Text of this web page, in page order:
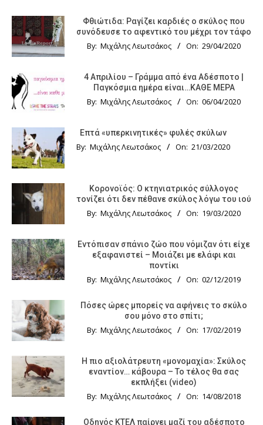
Φθιώτιδα: Ραγίζει καρδιές ο σκύλος που
συνόδευσε το αφεντικό του μέχρι τον τάφο
By: Μιχάλης Λεωτσάκος On: 29/04/2020
4 Απριλίου – Γράμμα από ένα Αδέσποτο |
Παγκόσμια ημέρα είναι…ΚΑΘΕ ΜΕΡΑ
By: Μιχάλης Λεωτσάκος On: 06/04/2020
Επτά «υπερκινητικές» φυλές σκύλων
By: Μιχάλης Λεωτσάκος On: 21/03/2020
Κορονοϊός: Ο κτηνιατρικός σύλλογος
τονίζει ότι δεν πέθανε σκύλος λόγω του ιού
By: Μιχάλης Λεωτσάκος On: 19/03/2020
Εντόπισαν σπάνιο ζώο που νόμιζαν ότι είχε
εξαφανιστεί – Μοιάζει με ελάφι και
ποντίκι
By: Μιχάλης Λεωτσάκος On: 02/12/2019
Πόσες ώρες μπορείς να αφήνεις το σκύλο
σου μόνο στο σπίτι;
By: Μιχάλης Λεωτσάκος On: 17/02/2019
Η πιο αξιολάτρευτη «μονομαχία»: Σκύλος
εναντίον… κάβουρα – Το τέλος θα σας
εκπλήξει (video)
By: Μιχάλης Λεωτσάκος On: 14/08/2018
Οδηγός KTΕΛ παίρνει μαζί του αδέσποτο